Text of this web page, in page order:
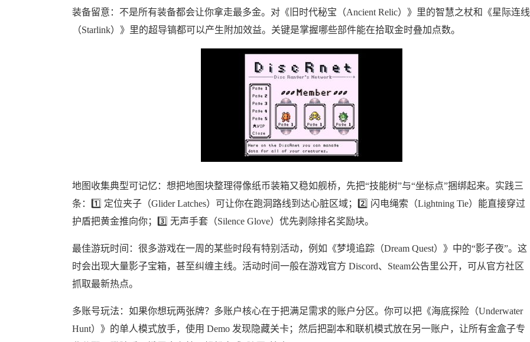
装备留意：不是所有装备都会让你拿走最多金。对《旧时代秘宝（Ancient Relic）》里的智慧之杖和《星际连线
（Starlink）》里的超导镐都可以产生附加效益。关键是掌握哪些部件能在拾取金时叠加点数。
地图收集典型可记忆：想把地图块整理得像纸币装箱又稳如舰桥，先把“技能树”与“坐标点”捆绑起来。实践三
条：1️⃣ 定位夹子（Glider Latches）可让你在跑洞路线到达心脏区域；2️⃣ 闪电绳索（Lightning Tie）能直接穿过
护盾把黄金推向你；3️⃣ 无声手套（Silence Glove）优先剥除排名奖励块。
最佳游玩时间：很多游戏在一周的某些时段有特别活动，例如《梦境追踪（Dream Quest）》中的“影子夜”。这
时会出现大量影子宝箱，甚至纠缠主线。活动时间一般在游戏官方 Discord、Steam公告里公开，可从官方社区
抓取最新热点。
多账号玩法：如果你想玩两张牌？多账户核心在于把满足需求的账户分区。你可以把《海底探险（Underwater
Hunt）》的单人模式放手，使用 Demo 发现隐藏关卡；然后把副本和联机模式放在另一账户，让所有金盒子专